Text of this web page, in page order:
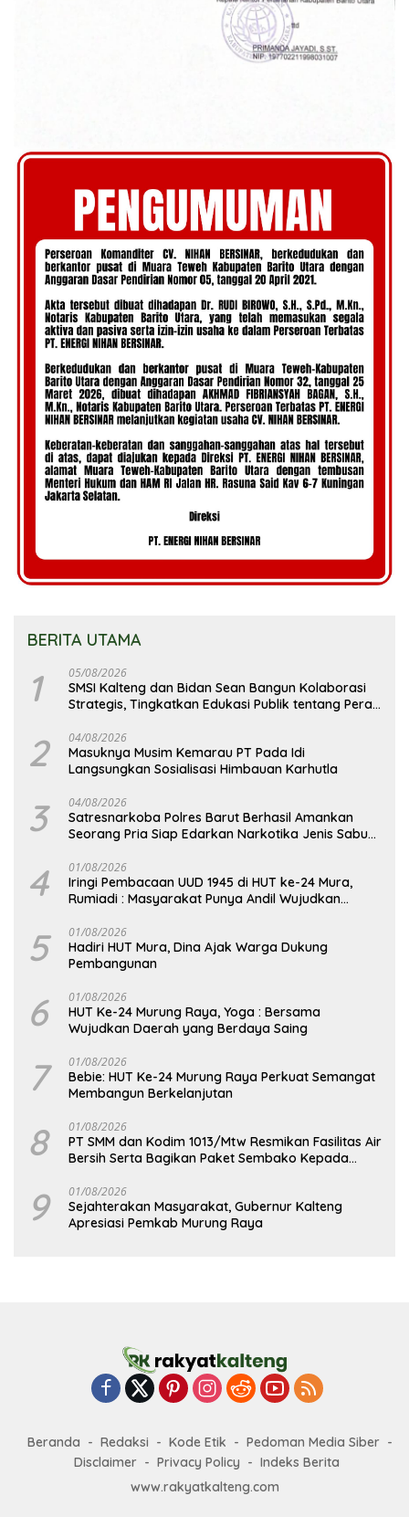
BERITA UTAMA
1 05/08/2026
SMSI Kalteng dan Bidan Sean Bangun Kolaborasi
Strategis, Tingkatkan Edukasi Publik tentang Peran
2 04/08/2026
Masuknya Musim Kemarau PT Pada Idi
Langsungkan Sosialisasi Himbauan Karhutla
3 04/08/2026
Satresnarkoba Polres Barut Berhasil Amankan
Seorang Pria Siap Edarkan Narkotika Jenis Sabu
4 01/08/2026
Iringi Pembacaan UUD 1945 di HUT ke-24 Mura,
Rumiadi : Masyarakat Punya Andil Wujudkan
5 01/08/2026
Hadiri HUT Mura, Dina Ajak Warga Dukung
Pembangunan
6 01/08/2026
HUT Ke-24 Murung Raya, Yoga : Bersama
Wujudkan Daerah yang Berdaya Saing
7 01/08/2026
Bebie: HUT Ke-24 Murung Raya Perkuat Semangat
Membangun Berkelanjutan
8 01/08/2026
PT SMM dan Kodim 1013/Mtw Resmikan Fasilitas Air
Bersih Serta Bagikan Paket Sembako Kepada
9 01/08/2026
Sejahterakan Masyarakat, Gubernur Kalteng
Apresiasi Pemkab Murung Raya
Beranda Redaksi Kode Etik
Pedoman Media Siber
Disclaimer
Privacy Policy
Indeks Berita
www.rakyatkalteng.com